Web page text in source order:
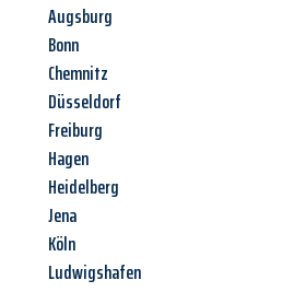
Augsburg
Bonn
Chemnitz
Düsseldorf
Freiburg
Hagen
Heidelberg
Jena
Köln
Ludwigshafen